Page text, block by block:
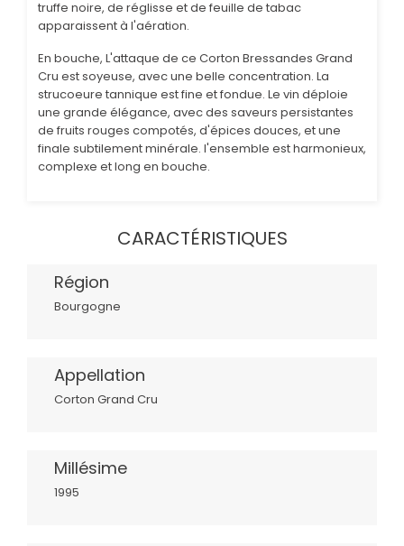
truffe noire, de réglisse et de feuille de tabac
apparaissent à l'aération.
En bouche, L'attaque de ce Corton Bressandes Grand
Cru est soyeuse, avec une belle concentration. La
strucoeure tannique est fine et fondue. Le vin déploie
une grande élégance, avec des saveurs persistantes
de fruits rouges compotés, d'épices douces, et une
finale subtilement minérale. l'ensemble est harmonieux,
complexe et long en bouche.
CARACTÉRISTIQUES
Région
Bourgogne
Appellation
Corton Grand Cru
Millésime
1995